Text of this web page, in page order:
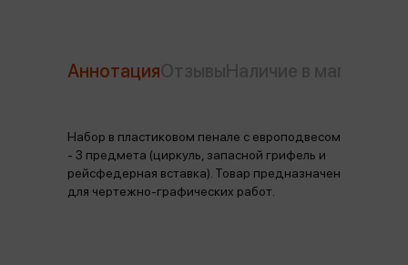
Аннотация
Набор в пластиковом пенале с европодвесом
- 3 предмета (циркуль, запасной грифель и
рейсфедерная вставка). Товар предназначен
для чертежно-графических работ.